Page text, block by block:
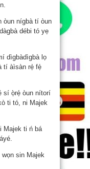
òun nígbà tí òun
débi tó yẹ
dìgbàdìgbà lọ
tí àìsàn rẹ̀ fẹ́
sí ọ̀rẹ́ òun nítorí
ti tó, ni Majek
Majek ti ń bá
sin Majek